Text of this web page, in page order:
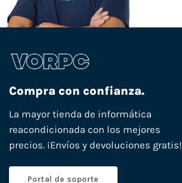
Compra con confianza.
La mayor tienda de informática
reacondicionada con los mejores
precios. ¡Envíos y devoluciones gratis!
Portal de soporte